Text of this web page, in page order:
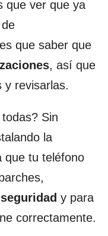
que ver que ya
que saber que
, así que
y revisarlas.
Sin
la
que tu teléfono
y para
correctamente.